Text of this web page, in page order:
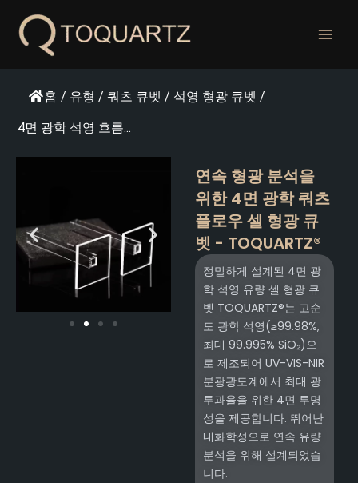
홈 / 유형 / 쿼츠 큐벳 / 석영 형광 큐벳 /
4면 광학 석영 흐름...
연속 형광 분석을
위한 4면 광학 쿼츠
플로우 셀 형광 큐
벳 - TOQUARTZ®
정밀하게 설계된 4면 광
학 석영 유량 셀 형광 큐
벳 TOQUARTZ®는 고순
도 광학 석영(≥99.98%,
최대 99.995% SiO₂)으
로 제조되어 UV-VIS-NIR
분광광도계에서 최대 광
투과율을 위한 4면 투명
성을 제공합니다. 뛰어난
내화학성으로 연속 유량
분석을 위해 설계되었습
니다.